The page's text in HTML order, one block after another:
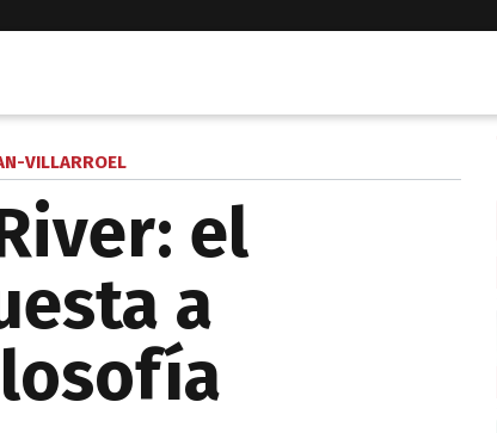
VILLARROEL
el
a